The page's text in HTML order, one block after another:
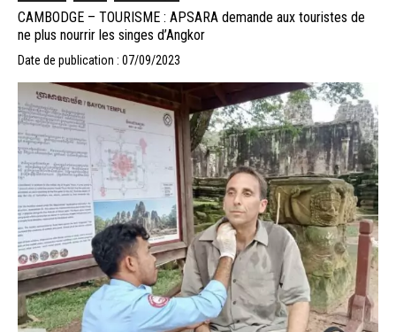
CAMBODGE – TOURISME : APSARA demande aux touristes de
ne plus nourrir les singes d’Angkor
Date de publication : 07/09/2023